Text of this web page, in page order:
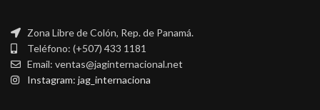
Zona Libre de Colón, Rep. de Panamá.
Teléfono: (+507) 433 1181
Email: ventas@jaginternacional.net
Instagram: jag_internaciona